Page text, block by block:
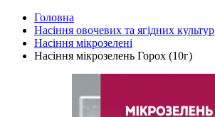
Головна
Насіння овочевих та ягідних культур
Насіння мікрозелені
Насіння мікрозелень Горох (10г)